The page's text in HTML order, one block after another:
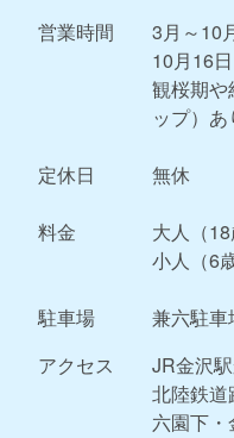
営業時間
3月～10
10月16
観桜期や
ップ）あ
定休日 無休
料金
大人（
小人（6
駐車場
兼六駐車
アクセス
JR金沢
北陸鉄
六園下